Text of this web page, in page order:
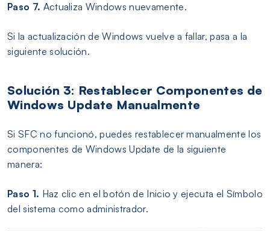
Paso 7. Actualiza Windows nuevamente.
Si la actualización de Windows vuelve a fallar, pasa a la
siguiente solución.
Solución 3: Restablecer Componentes de
Windows Update Manualmente
Si SFC no funcionó, puedes restablecer manualmente los
componentes de Windows Update de la siguiente
manera:
Paso 1. Haz clic en el botón de Inicio y ejecuta el Símbolo
del sistema como administrador.